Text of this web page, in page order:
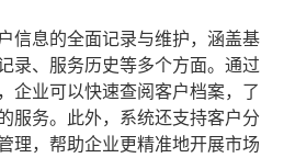
信息的全面记录与维护，涵盖基
录、服务历史等多个方面。通过
企业可以快速查阅客户档案，了
服务。此外，系统还支持客户分
理，帮助企业更精准地开展市场